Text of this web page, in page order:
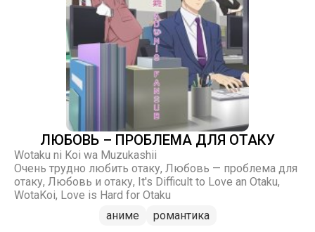
ЛЮБОВЬ – ПРОБЛЕМА ДЛЯ ОТАКУ
Wotaku ni Koi wa Muzukashii
Очень трудно любить отаку, Любовь — проблема для
отаку, Любовь и отаку, It's Difficult to Love an Otaku,
WotaKoi, Love is Hard for Otaku
аниме
романтика